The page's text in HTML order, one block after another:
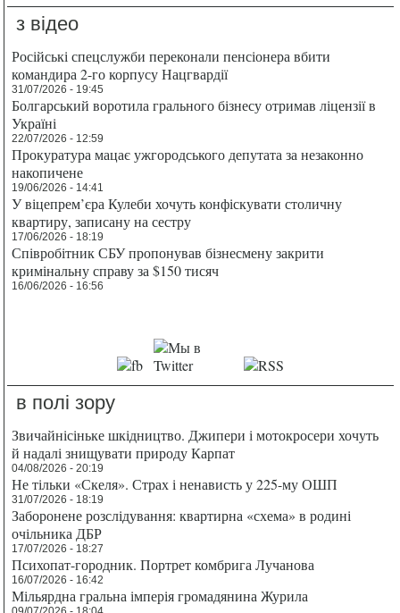
з відео
Російські спецслужби переконали пенсіонера вбити
командира 2-го корпусу Нацгвардії
31/07/2026 - 19:45
Болгарський воротила грального бізнесу отримав ліцензії в
Україні
22/07/2026 - 12:59
Прокуратура мацає ужгородського депутата за незаконно
накопичене
19/06/2026 - 14:41
У віцепрем’єра Кулеби хочуть конфіскувати столичну
квартиру, записану на сестру
17/06/2026 - 18:19
Співробітник СБУ пропонував бізнесмену закрити
кримінальну справу за $150 тисяч
16/06/2026 - 16:56
в полі зору
Звичайнісіньке шкідництво. Джипери і мотокросери хочуть
й надалі знищувати природу Карпат
04/08/2026 - 20:19
Не тільки «Скеля». Страх і ненависть у 225-му ОШП
31/07/2026 - 18:19
Заборонене розслідування: квартирна «схема» в родині
очільника ДБР
17/07/2026 - 18:27
Психопат-городник. Портрет комбрига Лучанова
16/07/2026 - 16:42
Мільярдна гральна імперія громадянина Журила